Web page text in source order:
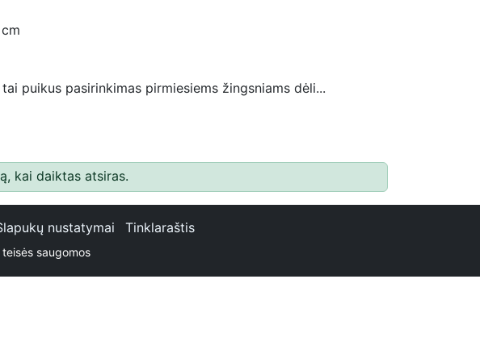
puikus pasirinkimas pirmiesiems žingsniams dėli...
kai daiktas atsiras.
nustatymai Tinklaraštis
saugomos